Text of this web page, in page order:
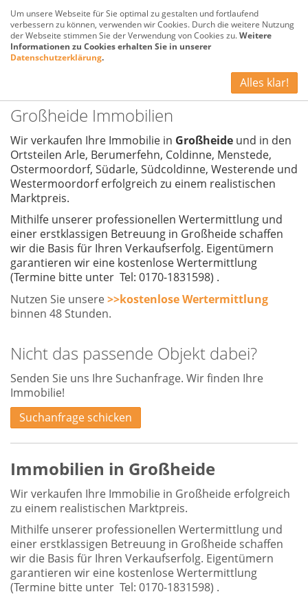
Großheide Immobilien
Wir verkaufen Ihre Immobilie in Großheide und in den
Ortsteilen Arle, Berumerfehn, Coldinne, Menstede,
Ostermoordorf, Südarle, Südcoldinne, Westerende und
Westermoordorferfolgreich zu einem realistischen
Marktpreis.
Mithilfe unserer professionellen Wertermittlung und
einer erstklassigen Betreuung in Großheide schaffen
wir die Basis für Ihren Verkaufserfolg. Eigentümern
garantieren wir eine kostenloseWertermittlung
(Termine bitte unter Tel: 0170-1831598) .
Nutzen Sie unsere>>kostenlose Wertermittlung
binnen 48 Stunden.
Nicht das passende Objekt dabei?
Senden Sie uns Ihre Suchanfrage. Wir finden Ihre
Immobilie!
Suchanfrage schicken
Immobilien in Großheide
Wir verkaufen Ihre Immobilie in Großheide erfolgreich
zu einem realistischen Marktpreis.
Mithilfe unserer professionellen Wertermittlung und
einer erstklassigen Betreuung in Großheide schaffen
wir die Basis für Ihren Verkaufserfolg. Eigentümern
garantieren wir eine kostenloseWertermittlung
(Termine bitte unter Tel: 0170-1831598) .
Um unsere Webseite für Sie optimal zu gestalten und fortlaufend
verbessern zu können, verwenden wir Cookies. Durch die weitere Nutzung
der Webseite stimmen Sie der Verwendung von Cookies zu.Weitere
Informationen zu Cookies erhalten Sie in unserer
Datenschutzerklärung.
Alles klar!